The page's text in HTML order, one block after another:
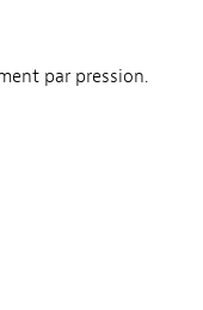
par pression.